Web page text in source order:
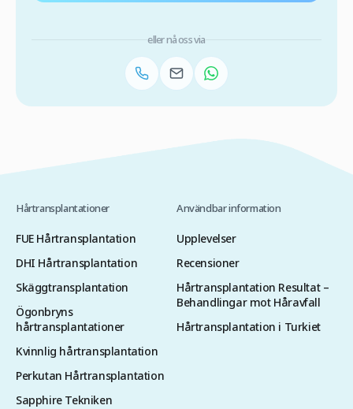
eller nå oss via
Hårtransplantationer
FUE Hårtransplantation
DHI Hårtransplantation
Skäggtransplantation
Ögonbryns
hårtransplantationer
Kvinnlig hårtransplantation
Perkutan Hårtransplantation
Sapphire Tekniken
Användbar information
Upplevelser
Recensioner
Hårtransplantation Resultat –
Behandlingar mot Håravfall
Hårtransplantation i Turkiet